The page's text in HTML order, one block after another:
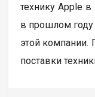
технику Apple в
в прошлом году
этой компании.
поставки